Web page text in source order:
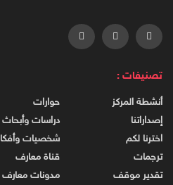
تصنيفات :
أنشطة المركز
إصداراتنا
اخترنا لكم
ترجمات
تقدير موقف
حوارات
دراسات وأبحاث
شخصيات
قناة معارف
مدونات معارف